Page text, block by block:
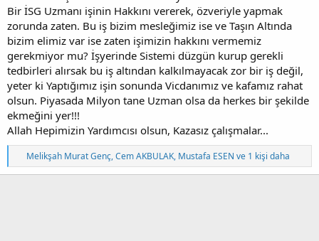
Bir İSG Uzmanı işinin Hakkını vererek, özveriyle yapmak
zorunda zaten. Bu iş bizim mesleğimiz ise ve Taşın Altında
bizim elimiz var ise zaten işimizin hakkını vermemiz
gerekmiyor mu? İşyerinde Sistemi düzgün kurup gerekli
tedbirleri alırsak bu iş altından kalkılmayacak zor bir iş değil,
yeter ki Yaptığımız işin sonunda Vicdanımız ve kafamız rahat
olsun. Piyasada Milyon tane Uzman olsa da herkes bir şekilde
ekmeğini yer!!!
Allah Hepimizin Yardımcısı olsun, Kazasız çalışmalar...
T
e
p
Melikşah Murat Genç,Cem AKBULAK, Mustafa ESEN ve 1 kişi daha